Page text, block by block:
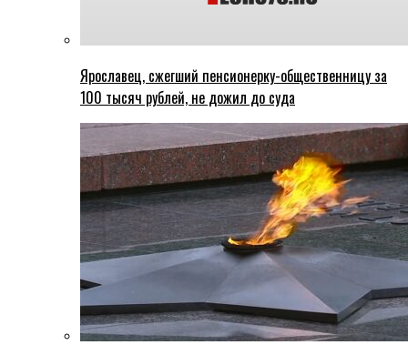
Ярославец, сжегший пенсионерку-общественницу за
100 тысяч рублей, не дожил до суда